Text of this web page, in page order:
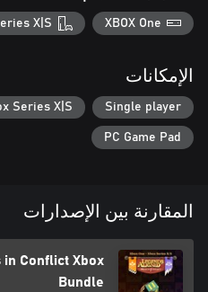
XBOX One
X|S
الإمكانات
Single player
Series X|S
PC Game Pad
المقارنة بين الإصدارات
in Conflict Xbox
Bundle